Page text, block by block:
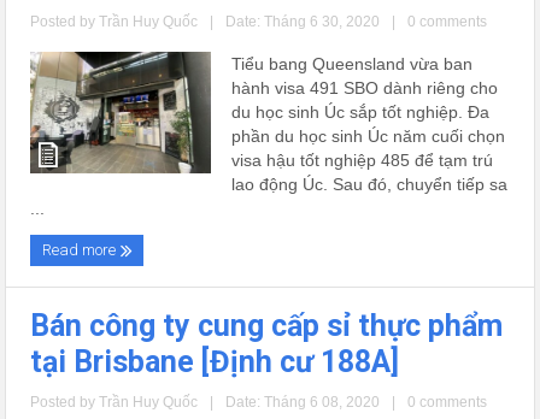
Posted byTrần Huy Quốc Date: Tháng 6 30, 2020 0 comments
Tiểu bang Queensland vừa ban
hành visa 491 SBO dành riêng cho
du học sinh Úc sắp tốt nghiệp. Đa
phần du học sinh Úc năm cuối chọn
visa hậu tốt nghiệp 485 để tạm trú
lao động Úc. Sau đó, chuyển tiếp sa
Read more
Bán công ty cung cấp sỉ thực phẩm
tại Brisbane [Định cư 188A]
Posted byTrần Huy Quốc Date: Tháng 6 08, 2020 0 comments